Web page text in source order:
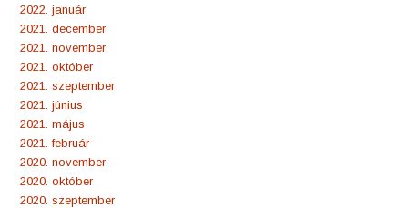
2022. január
2021. december
2021. november
2021. október
2021. szeptember
2021. június
2021. május
2021. február
2020. november
2020. október
2020. szeptember